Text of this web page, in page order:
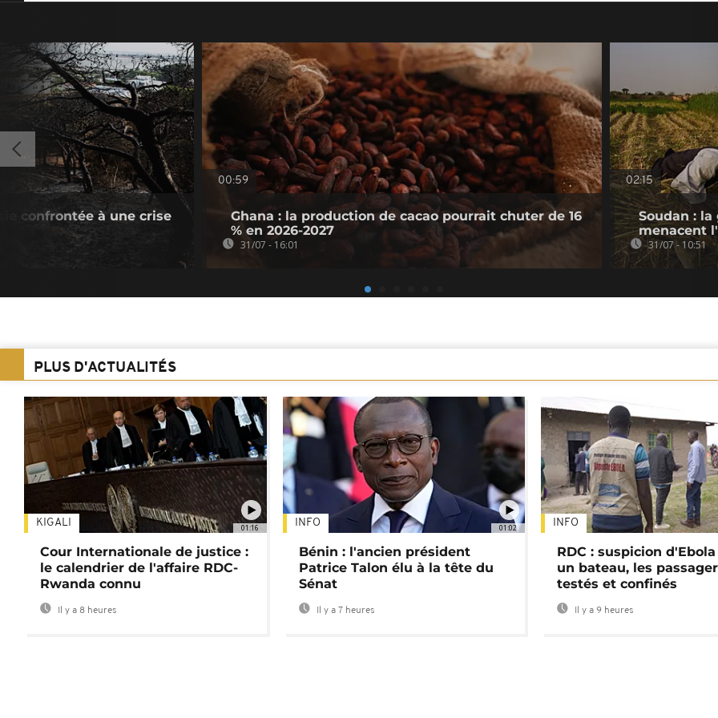
confrontée à une crise
00:59
Ghana : la production de cacao pourrait chuter de 16
% en 2026-2027
31/07 - 16:01
02:15
Soudan : la
menacent
31/07 - 10:51
PLUS D'ACTUALITÉS
01:16
KIGALI
Cour Internationale de justice :
le calendrier de l'affaire RDC-
Rwanda connu
Il y a 8 heures
01:02
INFO
Bénin : l'ancien président
Patrice Talon élu à la tête du
Sénat
Il y a 7 heures
INFO
RDC : suspicion
un bateau, les
testés et confinés
Il y a 9 heures